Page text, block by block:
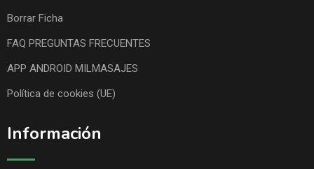
Borrar Ficha
FAQ PREGUNTAS FRECUENTES
APP ANDROID MILMASAJES
Política de cookies (UE)
Información